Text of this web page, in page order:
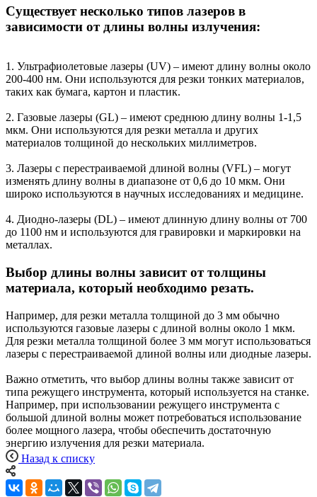
Существует несколько типов лазеров в
зависимости от длины волны излучения:
1. Ультрафиолетовые лазеры (UV) – имеют длину волны около
200-400 нм. Они используются для резки тонких материалов,
таких как бумага, картон и пластик.
2. Газовые лазеры (GL) – имеют среднюю длину волны 1-1,5
мкм. Они используются для резки металла и других
материалов толщиной до нескольких миллиметров.
3. Лазеры с перестраиваемой длиной волны (VFL) – могут
изменять длину волны в диапазоне от 0,6 до 10 мкм. Они
широко используются в научных исследованиях и медицине.
4. Диодно-лазеры (DL) – имеют длинную длину волны от 700
до 1100 нм и используются для гравировки и маркировки на
металлах.
Выбор длины волны зависит от толщины
материала, который необходимо резать.
Например, для резки металла толщиной до 3 мм обычно
используются газовые лазеры с длиной волны около 1 мкм.
Для резки металла толщиной более 3 мм могут использоваться
лазеры с перестраиваемой длиной волны или диодные лазеры.
Важно отметить, что выбор длины волны также зависит от
типа режущего инструмента, который используется на станке.
Например, при использовании режущего инструмента с
большой длиной волны может потребоваться использование
более мощного лазера, чтобы обеспечить достаточную
энергию излучения для резки материала.
Назад к списку